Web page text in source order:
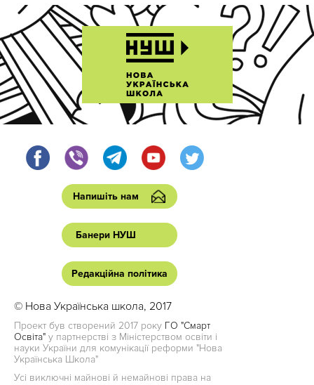
Напишіть нам
Банери НУШ
Редакційна політика
© Нова Українська школа, 2017
Проект був створений 2017 року ГО "Смарт
Освіта" у партнерстві з Міністерством освіти і
науки України для комунікації реформи "Нова
Українська Школа"
Усі виключні майнові й немайнові права на